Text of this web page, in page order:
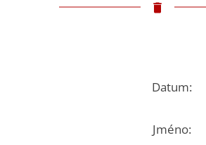
Datum:
Jméno: